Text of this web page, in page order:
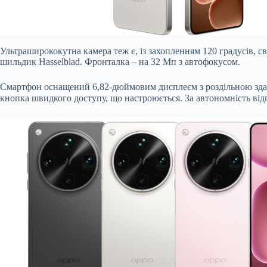
Ультраширококутна камера теж є, із захопленням 120
шильдик Hasselblad. Фронталка – на 32 Мп з автофокусом.
Смартфон оснащений 6,82-дюймовим дисплеєм з роздільною
кнопка швидкого доступу, що настроюється. За автономність